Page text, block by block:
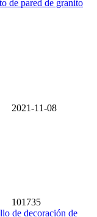
de pared de granito
2021-11-08
101735